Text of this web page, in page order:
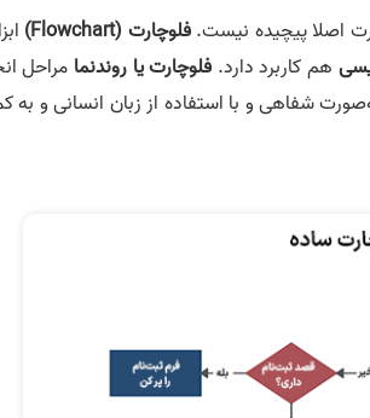
اصلا پیچیده نیست.فلوچارت (Flowchart)
هم کاربرد دارد. فلوچارت یا روندنما مراحل
شفاهی و با استفاده از زبان انسانی و به